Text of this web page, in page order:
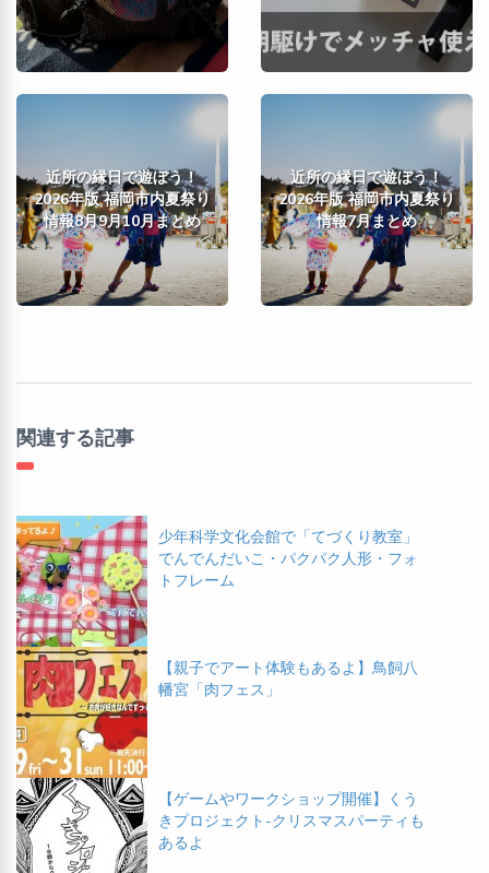
近所の縁日で遊ぼう！
2026年版 福岡市内夏祭り
情報8月9月10月まとめ
近所の縁日で遊ぼう！
2026年版 福岡市内夏祭り
情報7月まとめ
関連する記事
少年科学文化会館で「てづくり教室」
でんでんだいこ・パクパク人形・フォ
トフレーム
【親子でアート体験もあるよ】鳥飼八
幡宮「肉フェス」
【ゲームやワークショップ開催】くう
きプロジェクト-クリスマスパーティも
あるよ